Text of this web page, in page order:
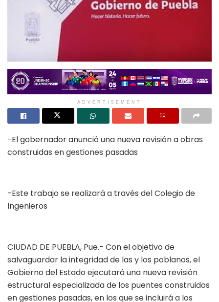
ADVERTISEMENT
-El gobernador anunció una nueva revisión a obras
construidas en gestiones pasadas
-Este trabajo se realizará a través del Colegio de
Ingenieros
CIUDAD DE PUEBLA, Pue.- Con el objetivo de
salvaguardar la integridad de las y los poblanos, el
Gobierno del Estado ejecutará una nueva revisión
estructural especializada de los puentes construidos
en gestiones pasadas, en los que se incluirá a los